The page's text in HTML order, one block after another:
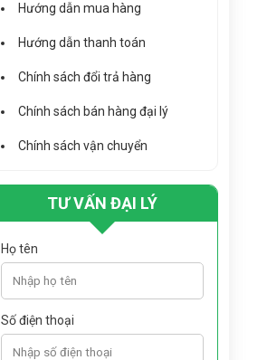
Hướng dẫn mua hàng
Hướng dẫn thanh toán
Chính sách đổi trả hàng
Chính sách bán hàng đại lý
Chính sách vận chuyển
TƯ VẤN ĐẠI LÝ
Họ tên
Số điện thoại